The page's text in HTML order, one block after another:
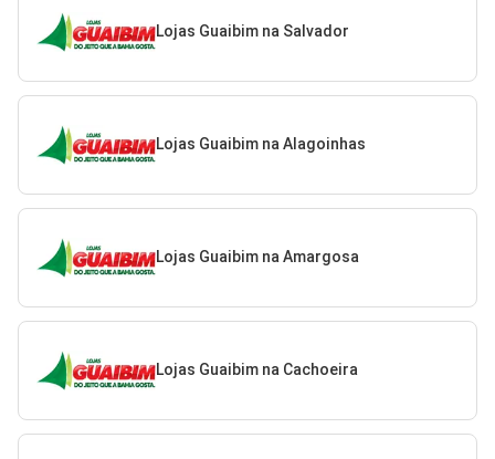
Lojas Guaibim na Salvador
Lojas Guaibim na Alagoinhas
Lojas Guaibim na Amargosa
Lojas Guaibim na Cachoeira